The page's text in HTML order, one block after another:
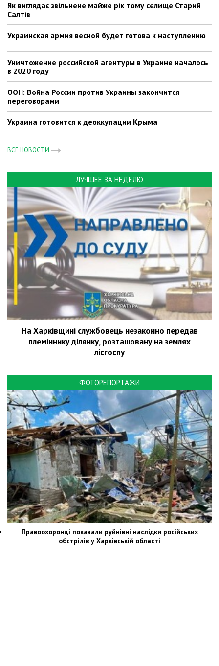
Як виглядає звільнене майже рік тому селище Старий
Салтів
Украинская армия весной будет готова к наступлению
Уничтожение российской агентуры в Украине началось
в 2020 году
ООН: Война России против Украины закончится
переговорами
Украина готовится к деоккупации Крыма
ВСЕ НОВОСТИ
ЛУЧШЕЕ ЗА НЕДЕЛЮ
На Харківщині службовець незаконно передав
племіннику ділянку, розташовану на землях
лісгоспу
ФОТОРЕПОРТАЖИ
Правоохоронці показали руйнівні наслідки російських
обстрілів у Харківській області